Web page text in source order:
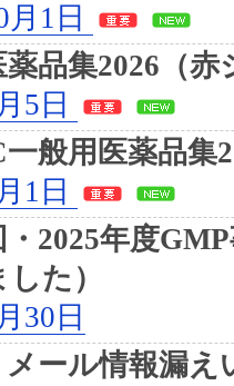
月1日
品集2026（
5日
一般用医薬品集
1日
・2025年度
た）
30日
メール情報漏